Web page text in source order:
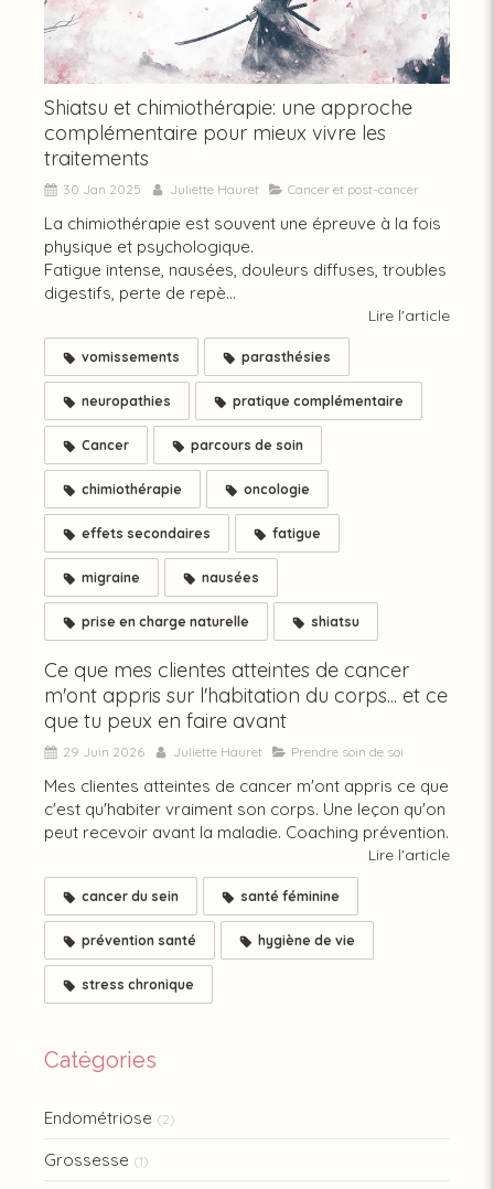
Shiatsu et chimiothérapie: une approche
complémentaire pour mieux vivre les
traitements
30 Jan 2025 Juliette Hauret Cancer et post-cancer
La chimiothérapie est souvent une épreuve à la fois
physique et psychologique.
Fatigue intense, nausées, douleurs diffuses, troubles
digestifs, perte de repè...
Lire l'article
vomissements parasthésies
neuropathies pratique complémentaire
Cancer parcours de soin
chimiothérapie oncologie
effets secondaires fatigue
migraine nausées
prise en charge naturelle shiatsu
Ce que mes clientes atteintes de cancer
m'ont appris sur l'habitation du corps... et ce
que tu peux en faire avant
29 Juin 2026 Juliette Hauret Prendre soin de soi
Mes clientes atteintes de cancer m'ont appris ce que
c'est qu'habiter vraiment son corps. Une leçon qu'on
peut recevoir avant la maladie. Coaching prévention.
Lire l'article
cancer du sein santé féminine
prévention santé hygiène de vie
stress chronique
Catégories
Endométriose (2)
Grossesse (1)